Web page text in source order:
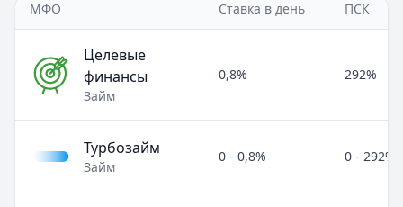
МФО Ставка в день ПСК
Целевые
финансы
Займ
0,8% 292%
Турбозайм
Займ
0 - 0,8% 0 - 292%